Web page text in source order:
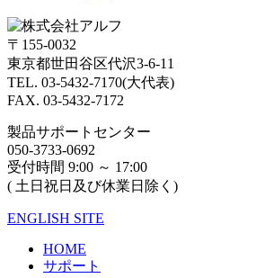
〒155-0032
東京都世田谷区代沢3-6-11
TEL. 03-5432-7170(大代表)
FAX. 03-5432-7172
製品サポートセンター
050-3733-0692
受付時間 9:00 ～ 17:00
( 土日祝日及び休業日除く)
ENGLISH SITE
HOME
サポート